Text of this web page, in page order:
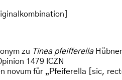
zu Tinea pfeifferella
1479 ICZN
novum für „Pfeiferella [sic,